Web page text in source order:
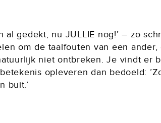
al gedekt, nu JULLIE nog!’ – zo
om de taalfouten van een
niet ontbreken. Je vindt er
opleveren dan bedoeld:
buit.’